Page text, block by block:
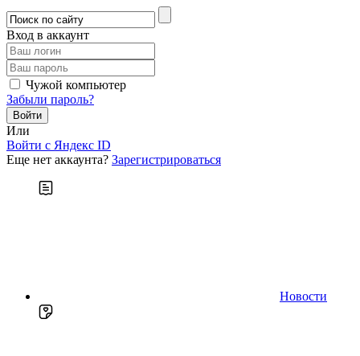
Вход в аккаунт
Чужой компьютер
Забыли пароль?
Или
Войти c Яндекс ID
Еще нет аккаунта? Зарегистрироваться
Новости